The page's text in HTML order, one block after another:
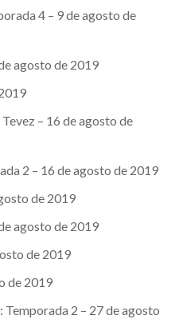
4 – 9 de agosto de
agosto de 2019
– 16 de agosto de
2 – 16 de agosto de 2019
de 2019
agosto de 2019
de 2019
de 2019
Temporada 2 – 27 de agosto